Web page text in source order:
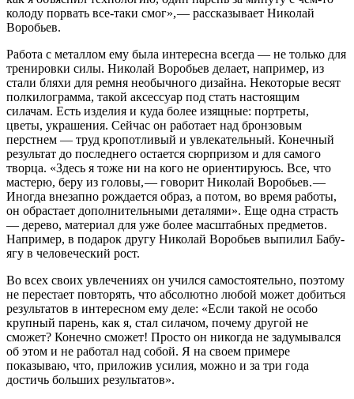
колоду порвать все‑таки смог», — ​рассказывает Николай
Воробьев.
Работа с металлом ему была интересна всегда — ​не только для
тренировки силы. Николай Воробьев делает, например, из
стали бляхи для ремня необычного дизайна. Некоторые весят
полкилограмма, такой аксессуар под стать настоящим
силачам. Есть изделия и куда более изящные: портреты,
цветы, украшения. Сейчас он работает над бронзовым
перстнем — ​труд кропотливый и увлекательный. Конечный
результат до последнего остается сюрпризом и для самого
творца. «Здесь я тоже ни на кого не ориентируюсь. Все, что
мастерю, беру из головы, — ​говорит Николай Воробьев. — ​
Иногда внезапно рождается образ, а потом, во время работы,
он обрастает дополнительными деталями». Еще одна страсть
— ​дерево, материал для уже более масштабных предметов.
Например, в подарок другу Николай Воробьев выпилил Бабу-
ягу в человеческий рост.
Во всех своих увлечениях он учился самостоятельно, поэтому
не перестает повторять, что абсолютно любой может добиться
результатов в интересном ему деле: «Если такой не особо
крупный парень, как я, стал силачом, почему другой не
сможет? Конечно сможет! Просто он никогда не задумывался
об этом и не работал над собой. Я на своем примере
показываю, что, приложив усилия, можно и за три года
достичь больших результатов».